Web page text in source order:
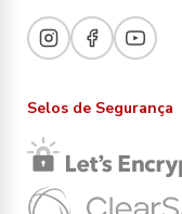
Selos de Segurança